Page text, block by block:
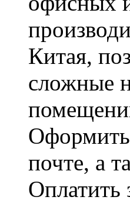
Китая,
сложные
Оформить
почте, а
Оплатить